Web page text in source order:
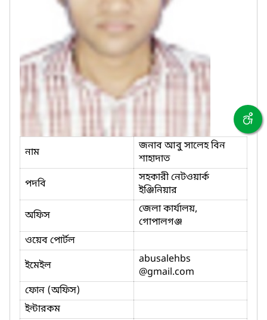
নাম
জনাব আবু সালেহ বিন
শাহাদাত
পদবি
সহকারী নেটওয়ার্ক
ইঞ্জিনিয়ার
অফিস
জেলা কার্যালয়,
গোপালগঞ্জ
ওয়েব পোর্টল
ইমেইল
abusalehbs
@gmail.com
ফোন (অফিস)
ইন্টারকম